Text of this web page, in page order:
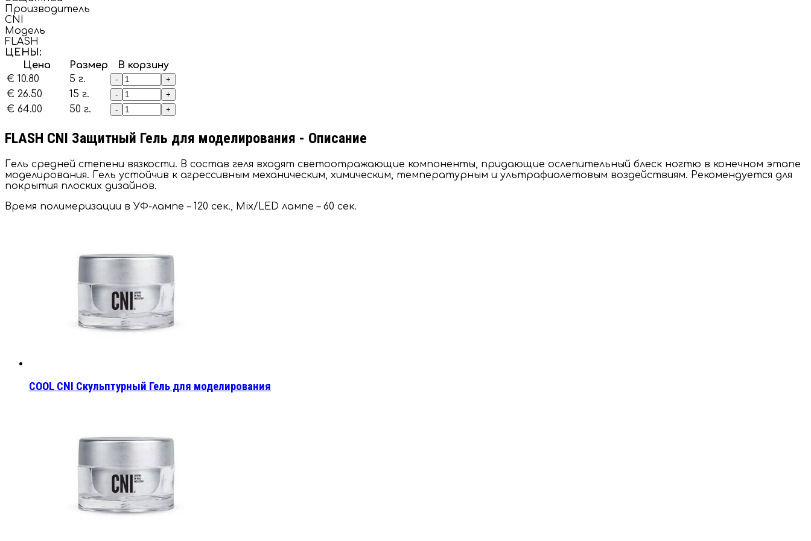
Производитель
CNI
Модель
FLASH
ЦЕНЫ:
Цена
Размер
В корзину
€ 10.80
5 г. - +
€ 26.50 15 г. - +
€ 64.00 50 г. - +
FLASH CNI Защитный Гель для моделирования - Описание
Гель средней степени вязкости. В состав геля входят светоотражающие компоненты, придающие ослепительный блеск ногтю в конечном этапе
моделирования. Гель устойчив к агрессивным механическим, химическим, температурным и ультрафиолетовым воздействиям. Рекомендуется для
покрытия плоских дизайнов.
Время полимеризации в УФ-лампе – 120 сек., Mix/LED лампе – 60 сек.
COOL CNI Скульптурный Гель для моделирования